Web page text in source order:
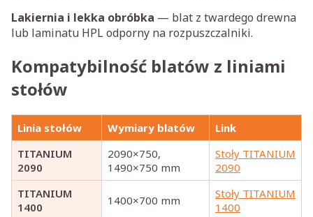
Lakiernia i lekka obróbka — blat z twardego drewna
lub laminatu HPL odporny na rozpuszczalniki.
Kompatybilność blatów z liniami
stołów
Linia stołów Wymiary blatów
Link
TITANIUM
2090
2090×750,
1490×750 mm
Stoły TITANIUM
2090
TITANIUM
1400
1400×700 mm
Stoły TITANIUM
1400